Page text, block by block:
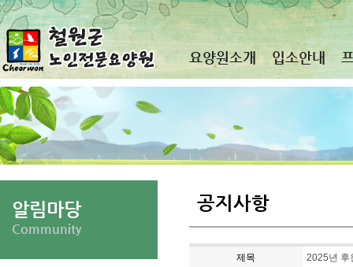
요양원소개 입소안내
알림마당
Community
공지사항
제목 2025년 후